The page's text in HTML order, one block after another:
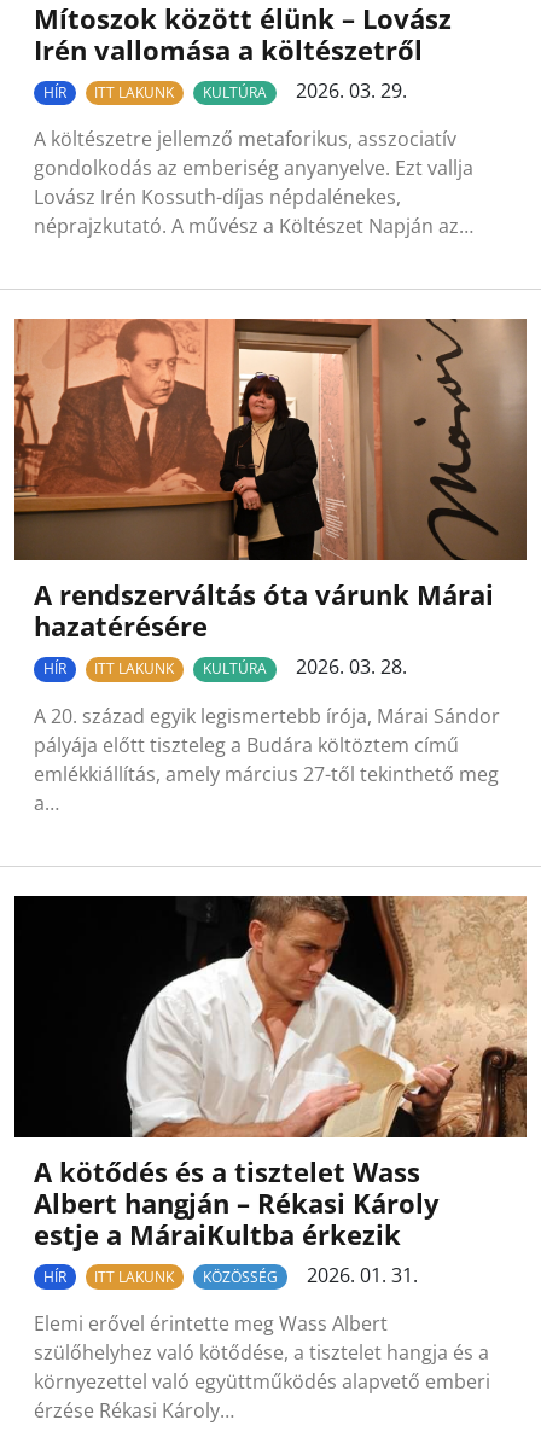
Mítoszok között élünk – Lovász
Irén vallomása a költészetről
HÍR ITT LAKUNK KULTÚRA
2026. 03. 29.
A költészetre jellemző metaforikus, asszociatív
gondolkodás az emberiség anyanyelve. Ezt vallja
Lovász Irén Kossuth-díjas népdalénekes,
néprajzkutató. A művész a Költészet Napján az…
A rendszerváltás óta várunk Márai
hazatérésére
HÍR ITT LAKUNK KULTÚRA
2026. 03. 28.
A 20. század egyik legismertebb írója, Márai Sándor
pályája előtt tiszteleg a Budára költöztem című
emlékkiállítás, amely március 27-től tekinthető meg
a…
A kötődés és a tisztelet Wass
Albert hangján – Rékasi Károly
estje a MáraiKultba érkezik
HÍR ITT LAKUNK KÖZÖSSÉG
2026. 01. 31.
Elemi erővel érintette meg Wass Albert
szülőhelyhez való kötődése, a tisztelet hangja és a
környezettel való együttműködés alapvető emberi
érzése Rékasi Károly…